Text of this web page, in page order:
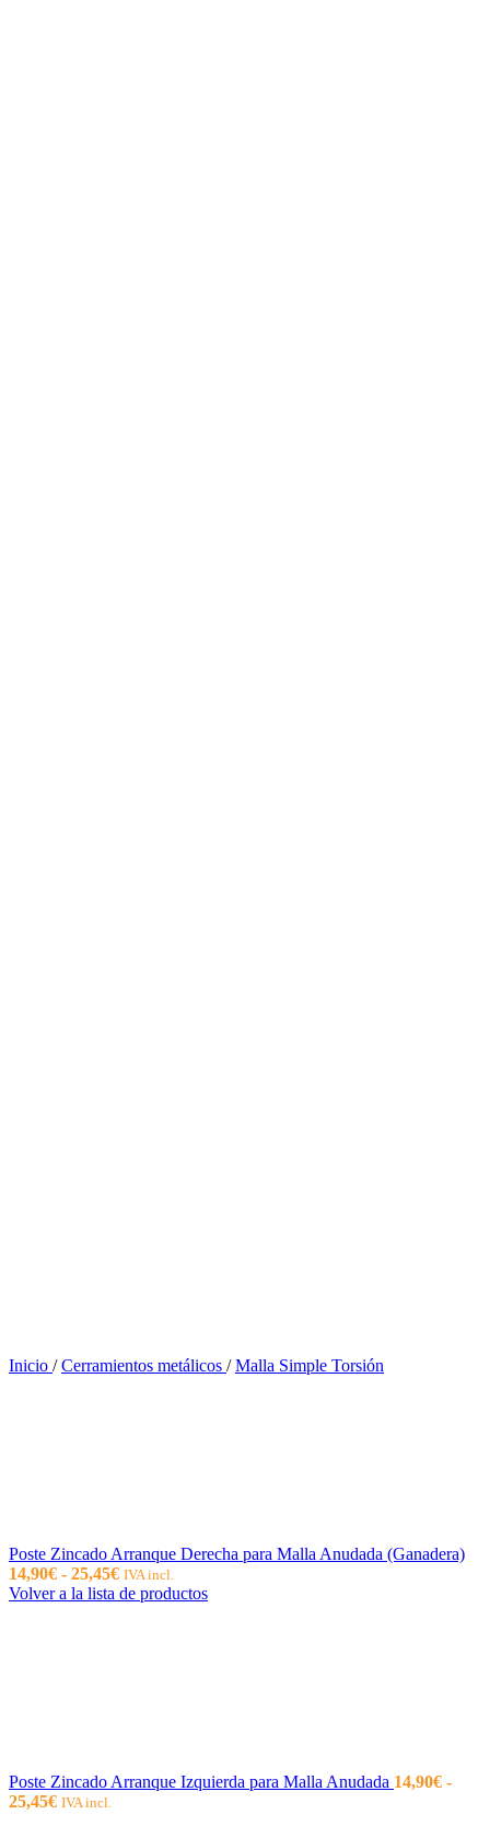
Inicio / Cerramientos metálicos / Malla Simple Torsión
Poste Zincado Arranque Derecha para Malla Anudada (Ganadera)
14,90€ - 25,45€Rango
de
IVA incl.
Volver a la lista de productos
Poste Zincado Arranque Izquierda para Malla Anudada 14,90€ -
25,45€Rango
IVA incl.